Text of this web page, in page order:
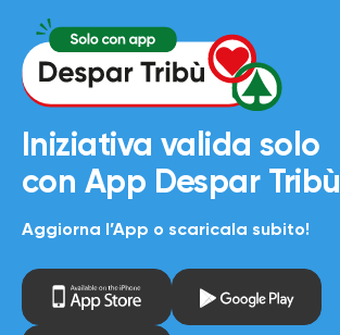
Iniziativa valida solo
con App Despar Tribù
Aggiorna l’App o scaricala subito!